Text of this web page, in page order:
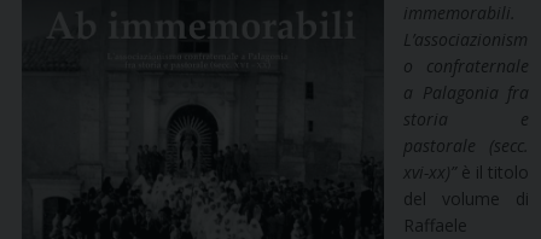
immemorabili.
L’associazionism
o confraternale
a Palagonia fra
storia e
pastorale (secc.
xvi-xx)” è il titolo
del volume di
Raffaele